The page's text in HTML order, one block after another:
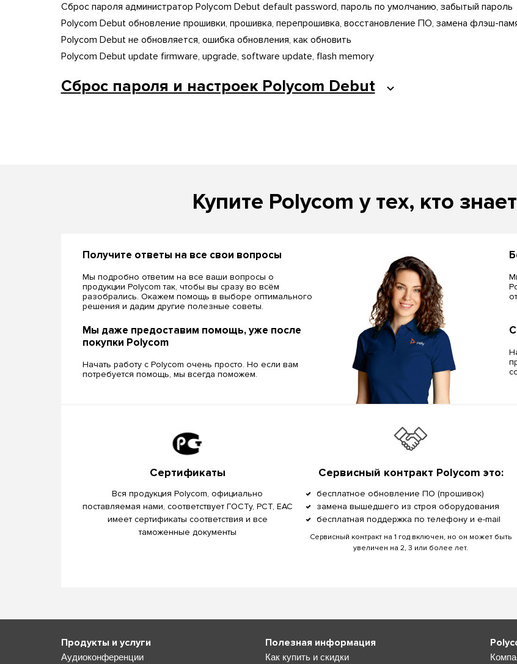
Сброс пароля администратор Polycom Debut default password, пароль по умолчанию, забытый пароль
Polycom Debut обновление прошивки, прошивка, перепрошивка, восстановление ПО, замена флэш-
Polycom Debut не обновляется, ошибка обновления, как обновить
Polycom Debut update firmware, upgrade, software update, flash memory
Cброс пароля и настроек Polycom Debut
Купите Polycom у тех, кто
Получите ответы на все свои вопросы
Мы подробно ответим на все ваши вопросы о
продукции Polycom так, чтобы вы сразу во всём
разобрались. Окажем помощь в выборе оптимального
решения и дадим другие полезные советы.
Мы даже предоставим помощь, уже после
покупки Polycom
Начать работу с Polycom очень просто. Но если вам
потребуется помощь, мы всегда поможем.
Сертификаты
Вся продукция Polycom, официально
поставляемая нами, соответствует ГОСТу, РСТ, EAC
имеет сертификаты соответствия и все
таможенные документы
Сервисный контракт Polycom это:
бесплатное обновление ПО (прошивок)
замена вышедшего из строя оборудования
бесплатная поддержка по телефону и e-mail
Сервисный контракт на 1 год включен, но он может быть
увеличен на 2, 3 или более лет.
Продукты и услуги
Аудиоконференции
Полезная информация
Как купить и скидки